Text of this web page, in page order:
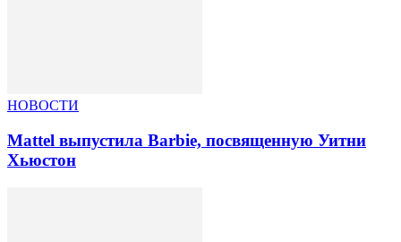
НОВОСТИ
Mattel выпустила Barbie, посвященную Уитни
Хьюстон